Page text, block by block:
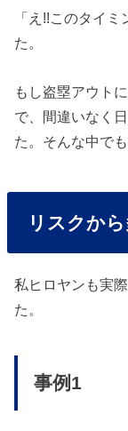
「え!!このタイ
た。
もし盗塁アウト
で、間違いなく
た。そんな中で
リスクか
私ヒロヤンも実
た。
事例1